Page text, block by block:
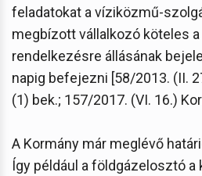
feladatokat a víziközmű-
megbízott vállalkozó köteles
rendelkezésre állásának
napig befejezni [58/2013. (II.
(1) bek.; 157/2017. (VI. 16.)
A Kormány már meglévő
Így például a földgázelosztó a